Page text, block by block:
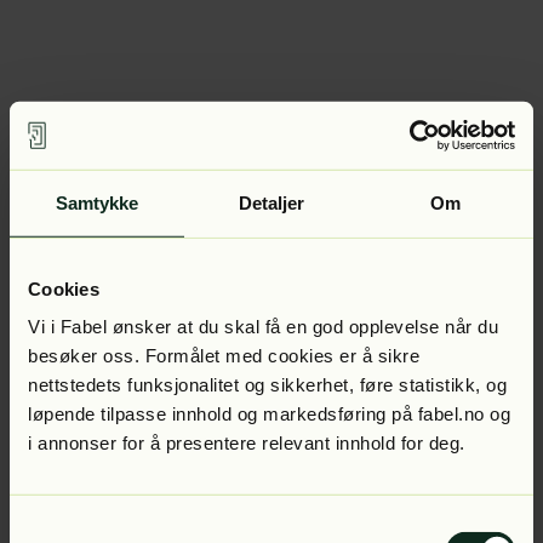
Samtykke Detaljer Om
Cookies
Vi i Fabel ønsker at du skal få en god opplevelse når du
besøker oss. Formålet med cookies er å sikre
nettstedets funksjonalitet og sikkerhet, føre statistikk, og
løpende tilpasse innhold og markedsføring på fabel.no og
i annonser for å presentere relevant innhold for deg.